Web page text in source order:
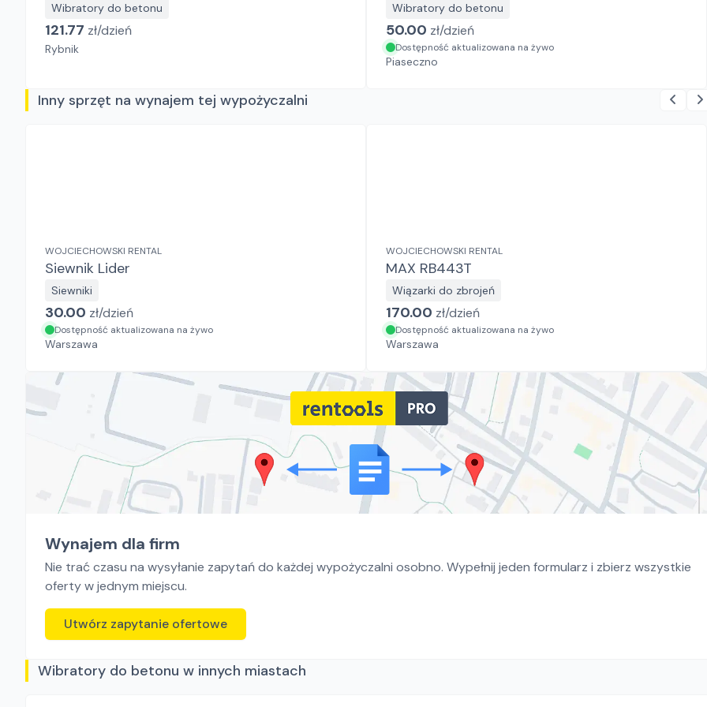
Wibratory do betonu
121.77 zł/dzień
Rybnik
Wibratory do betonu
50.00 zł/dzień
Dostępność aktualizowana na żywo
Piaseczno
Inny sprzęt na wynajem tej wypożyczalni
WOJCIECHOWSKI RENTAL
Siewnik Lider
Siewniki
30.00 zł/dzień
Dostępność aktualizowana na żywo
Warszawa
WOJCIECHOWSKI RENTAL
MAX RB443T
Wiązarki do zbrojeń
170.00 zł/dzień
Dostępność aktualizowana na żywo
Warszawa
Wynajem dla firm
Nie trać czasu na wysyłanie zapytań do każdej wypożyczalni osobno. Wypełnij jeden formularz i zbierz wszystkie
oferty w jednym miejscu.
Utwórz zapytanie ofertowe
Wibratory do betonu w innych miastach